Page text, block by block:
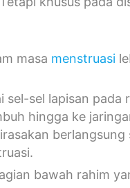
masa menstruasi
sel-sel lapisan pada
hingga ke
bawah rahim